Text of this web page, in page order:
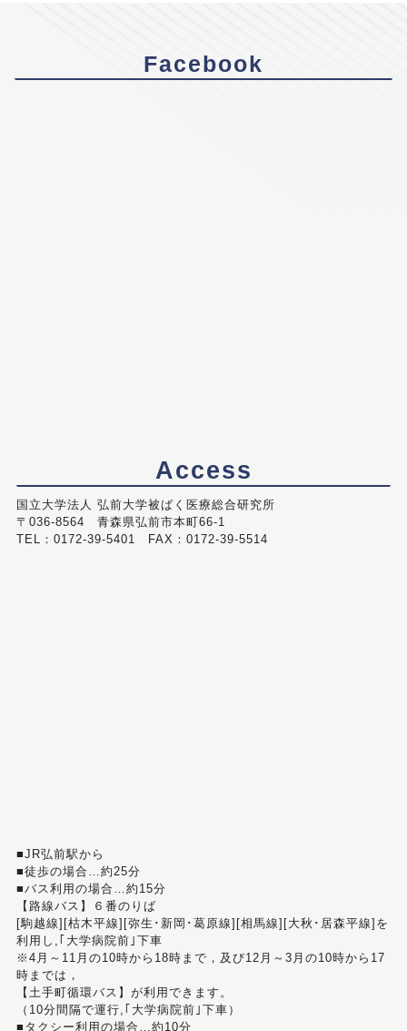
Facebook
Access
国立大学法人 弘前大学被ばく医療総合研究所
〒036-8564 青森県弘前市本町66-1
TEL：0172-39-5401 FAX：0172-39-5514
■JR弘前駅から
■徒歩の場合…約25分
■バス利用の場合…約15分
【路線バス】６番のりば
[駒越線][枯木平線][弥生･新岡･葛原線][相馬線][大秋･居森平線]を
利用し,｢大学病院前｣下車
※4月～11月の10時から18時まで，及び12月～3月の10時から17
時までは，
【土手町循環バス】が利用できます。
（10分間隔で運行,｢大学病院前｣下車）
■タクシー利用の場合…約10分